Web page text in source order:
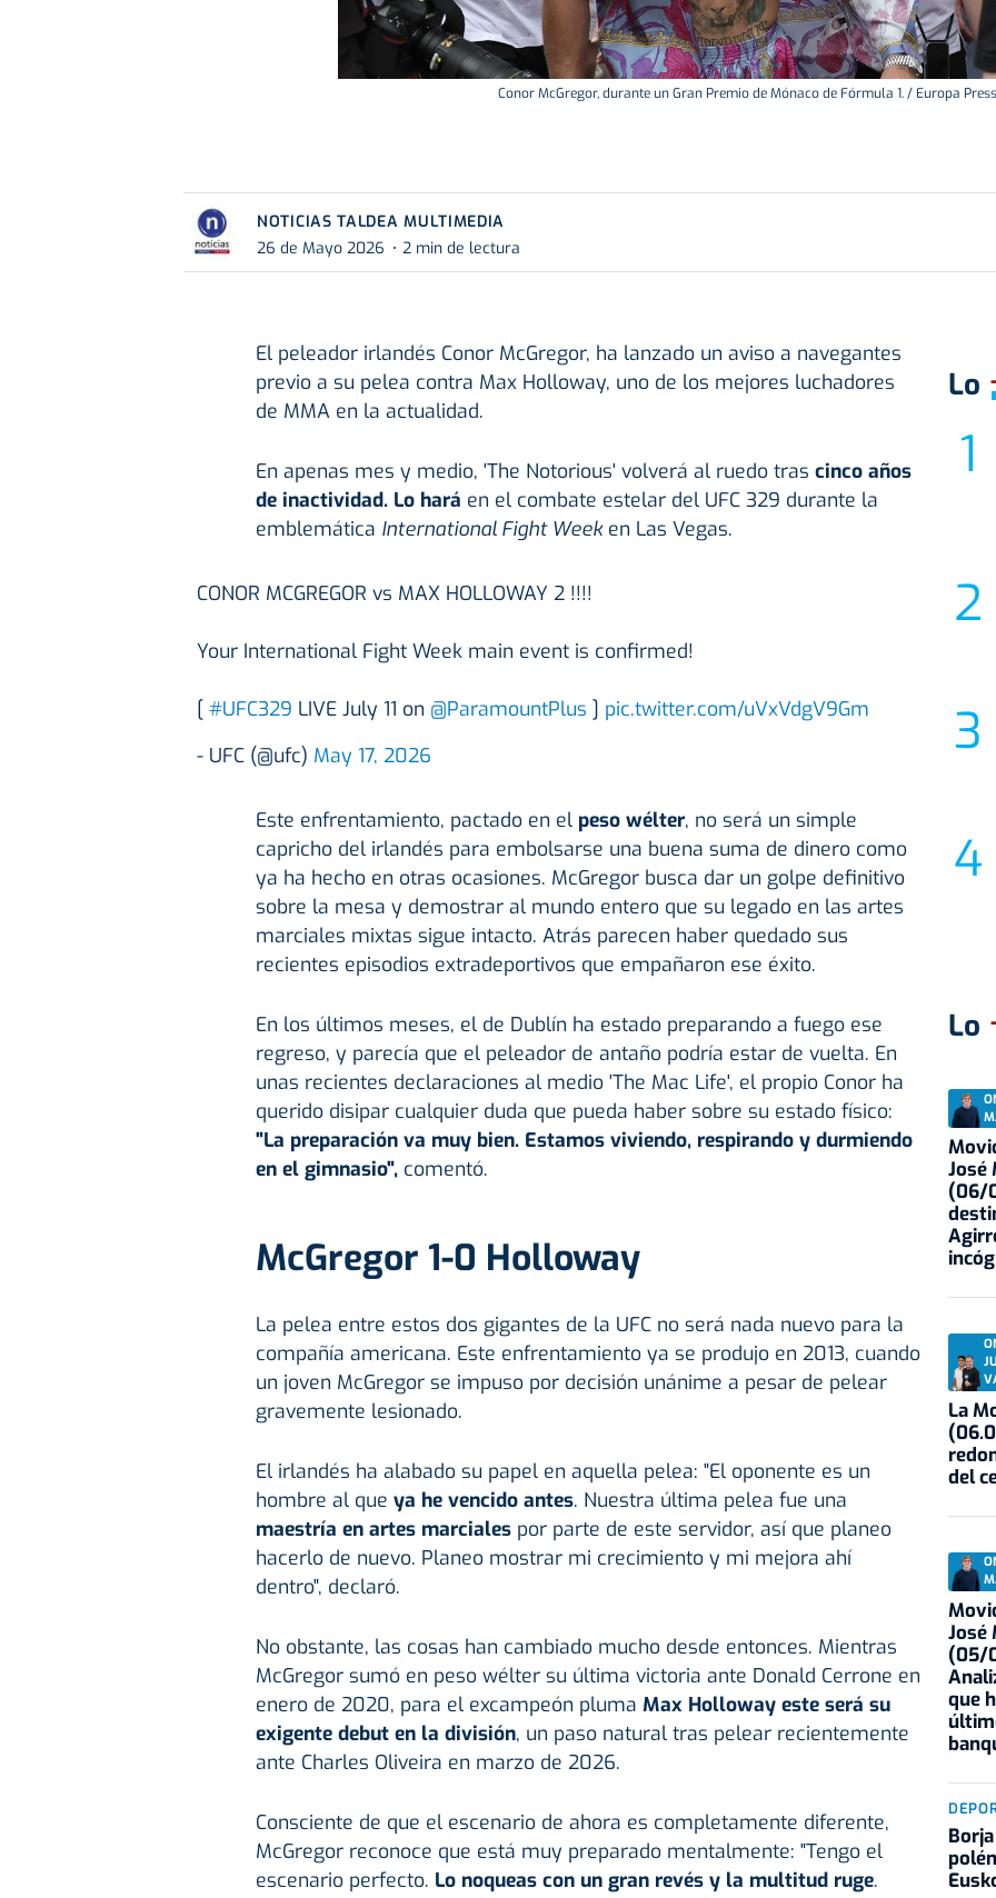
Conor McGregor, durante un Gran Premio de Mónaco de Fórmula 1. / Europa Press
NOTICIAS TALDEA MULTIMEDIA
26 de Mayo 2026
2 min de lectura
El peleador irlandés Conor McGregor, ha lanzado un aviso a navegantes
previo a su pelea contra Max Holloway, uno de los mejores luchadores
de MMA en la actualidad.
En apenas mes y medio, 'The Notorious' volverá al ruedo tras cinco años
de inactividad. Lo hará en el combate estelar del UFC 329 durante la
emblemática International Fight Weeken Las Vegas.
CONOR MCGREGOR vs MAX HOLLOWAY 2 !!!!
Your International Fight Week main event is confirmed!
[ #UFC329 LIVE July 11 on @ParamountPlus ] pic.twitter.com/uVxVdgV9Gm
- UFC (@ufc) May 17, 2026
Este enfrentamiento, pactado en el peso wélter, no será un simple
capricho del irlandés para embolsarse una buena suma de dinero como
ya ha hecho en otras ocasiones. McGregor busca dar un golpe definitivo
sobre la mesa y demostrar al mundo entero que su legado en las artes
marciales mixtas sigue intacto. Atrás parecen haber quedado sus
recientes episodios extradeportivos que empañaron ese éxito.
En los últimos meses, el de Dublín ha estado preparando a fuego ese
regreso, y parecía que el peleador de antaño podría estar de vuelta. En
unas recientes declaraciones al medio 'The Mac Life', el propio Conor ha
querido disipar cualquier duda que pueda haber sobre su estado físico:
"La preparación va muy bien. Estamos viviendo, respirando y durmiendo
en el gimnasio", comentó.
McGregor 1-0 Holloway
La pelea entre estos dos gigantes de la UFC no será nada nuevo para la
compañía americana. Este enfrentamiento ya se produjo en 2013, cuando
un joven McGregor se impuso por decisión unánime a pesar de pelear
gravemente lesionado.
El irlandés ha alabado su papel en aquella pelea: "El oponente es un
hombre al que ya he vencido antes. Nuestra última pelea fue una
maestría en artes marcialespor parte de este servidor, así que planeo
hacerlo de nuevo. Planeo mostrar mi crecimiento y mi mejora ahí
dentro", declaró.
No obstante, las cosas han cambiado mucho desde entonces. Mientras
McGregor sumó en peso wélter su última victoria ante Donald Cerrone en
enero de 2020, para el excampeón pluma Max Holloway este será su
exigente debut en la división, un paso natural tras pelear recientemente
ante Charles Oliveira en marzo de 2026.
Consciente de que el escenario de ahora es completamente diferente,
McGregor reconoce que está muy preparado mentalmente: "Tengo el
escenario perfecto. Lo noqueas con un gran revés y la multitud ruge.
Lo
Lo
José
(06/
La
del
José
(05/
que